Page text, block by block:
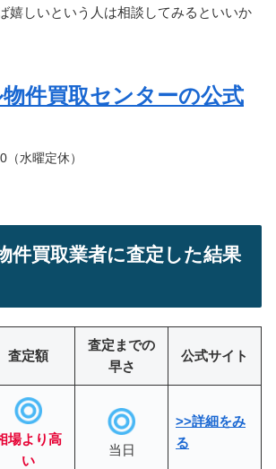
嬉しいという人は相談してみるといいか
件買取センターの公式
水曜定休）
件買取業者に査定した結果
査定額
査定までの
早さ
公式サイト
場より高
い
当日
>>詳細をみ
る